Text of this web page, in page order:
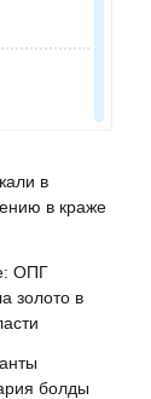
в
в краже
ОПГ
золото в
болды